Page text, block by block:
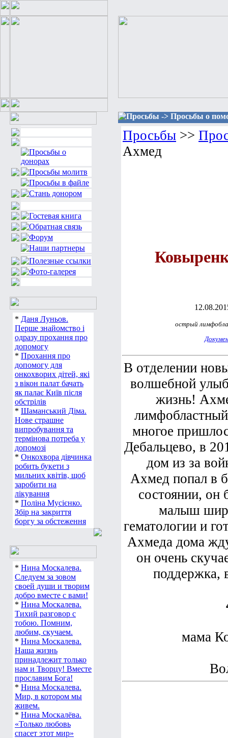
* Даня Луньов.
Перше знайомство і
одразу прохання про
допомогу
* Прохання про
допомогу для
онкохворих дітей, які
з вікон палат бачать
як палає Київ після
обстрілів
* Шаманський Діма.
Нове страшне
випробування та
термінова потреба у
допомозі
* Онкохвора дівчинка
робить букети з
мильних квітів, щоб
заробити на
лікування
* Поліна Мусієнко.
Збір на закриття
боргу за обстеження
* Нина Москалева.
Следуем за зовом
своей души и творим
добро вместе с вами!
* Нина Москалева.
Тихий разговор с
тобою. Помним,
любим, скучаем.
* Нина Москалева.
Наша жизнь
принадлежит только
нам и Творцу! Вместе
прославим Бога!
* Нина Москалева.
Мир, в котором мы
живем.
* Нина Москалёва.
«Только любовь
спасет этот мир»
Просьбы -> Просьбы о
Просьбы >>
Ахмед
острый
В отделении
волшебной
жизнь!
многое
Дебальцево, в
дом из за
Ахмед попал в
состоянии, он
малыш
гематологии и
Ахмеда дома
он очень
поддержка,
мама